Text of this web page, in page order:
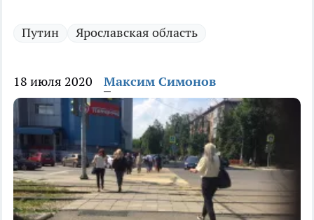
Путин Ярославская область
18 июля 2020 Максим Симонов